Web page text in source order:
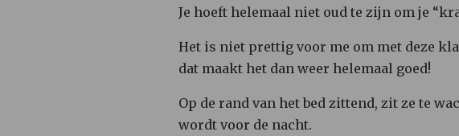
Je hoeft helemaal niet oud te zijn om je
Het is niet prettig voor me om met deze
dat maakt het dan weer helemaal goed!
Op de rand van het bed zittend, zit ze te
wordt voor de nacht.